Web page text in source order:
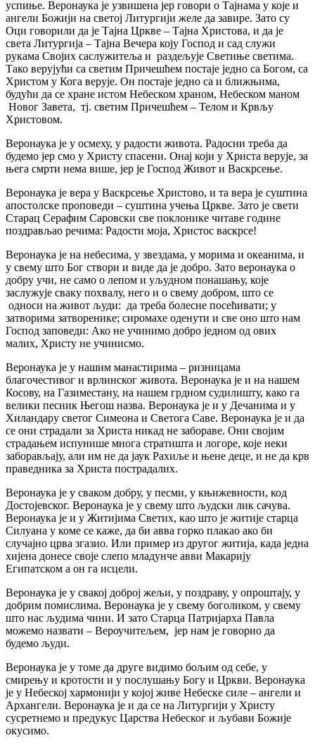
успиње. Веронаука је узвишена јер говори о Тајнама у које и
ангели Божији на светој Литургији желе да завире. Зато су
Оци говорили да је Тајна Цркве – Тајна Христова, и да је
света Литургија – Тајна Вечера коју Господ и сад служи
рукама Својих саслужитеља и раздељује Светиње светима.
Тако верујући са светим Причешћем постаје једно са Богом, са
Христом у Кога верује. Он постаје једно са и ближњима,
будући да се хране истом Небеском храном, Небеском мaном
Новог Завета, тј. светим Причешћем – Телом и Крвљу
Христовом.
Веронаука је у осмеху, у радости живота. Радосни треба да
будемо јер смо у Христу спасени. Онај који у Христа верује, за
њега смрти нема више, јер је Господ Живот и Васкрсење.
Веронаука је вера у Васкрсење Христово, и та вера је суштина
апостолске проповеди – суштина учења Цркве. Зато је свети
Старац Серафим Саровски све поклонике читаве године
поздрављао речима: Радости моја, Христос васкрсе!
Веронаука је на небесима, у звездама, у морима и океанима, и
у свему што Бог створи и виде да је добро. Зато веронаука о
добру учи, не само о лепом и уљудном понашању, које
заслужује сваку похвалу, него и о свему добром, што се
односи на живот људи: да треба болесне посећивати; у
затворима затворенике; сиромахе оденути и све оно што нам
Господ заповеди: Ако не учинимо добро једном од ових
малих, Христу не учинисмо.
Веронаука је у нашим манастирима – ризницама
благочестивог и врлинског живота. Веронаука је и на нашем
Косову, на Газиместану, на нашем грдном судилишту, како га
велики песник Његош назва. Веронаука је и у Дечанима и у
Хиландару светог Симеона и Светога Саве. Веронаука је и да
се они страдали за Христа никад не забораве. Они својим
страдањем испунише многа стратишта и логоре, које неки
заборављају, али им не да јаук Рахиље и њене деце, и не да крв
праведника за Христа пострадалих.
Веронаука је у сваком добру, у песми, у књижевности, код
Достојевског. Веронаука је у свему што људски лик сачува.
Веронаука је и у Житијима Светих, као што је житије старца
Силуана у коме се каже, да би авва горко плакао ако би
случајно црва згазио. Или пример из другог житија, када једна
хијена донесе своје слепо младунче авви Макарију
Египатском а он га исцели.
Веронаука је у свакој доброј жељи, у поздраву, у опроштају, у
добрим помислима. Веронаука је у свему боголиком, у свему
што нас људима чини. И зато Старца Патријарха Павла
можемо назвати – Вероучитељем, јер нам је говорио да
будемо људи.
Веронаука је у томе да друге видимо бољим од себе, у
смирењу и кротости и у послушању Богу и Цркви. Веронаука
је у Небеској хармонији у којој живе Небеске силе – ангели и
Архангели. Веронаука је и да се на Литургији у Христу
сусретнемо и предукус Царства Небеског и љубави Божије
окусимо.